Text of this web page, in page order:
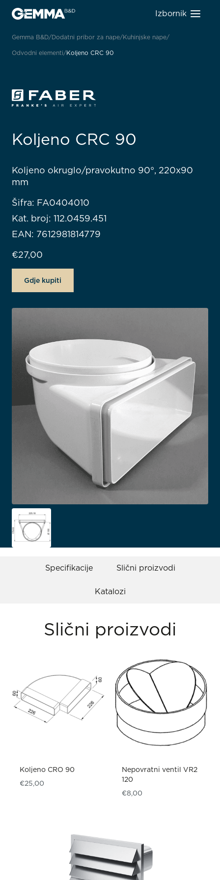
Izbornik
Gemma B&D Dodatni pribor za nape Kuhinjske nape
Odvodni elementi Koljeno CRC 90
Koljeno CRC 90
Koljeno okruglo/pravokutno 90°, 220x90
mm
Šifra: FA0404010
Kat. broj: 112.0459.451
EAN: 7612981814779
€27,00
Gdje kupiti
Specifikacije Slični proizvodi
Katalozi
Slični proizvodi
Koljeno CRO 90
€25,00
Nepovratni ventil VR2
120
€8,00